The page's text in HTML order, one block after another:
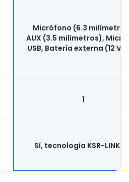
Micrófono (6.3
AUX (3.5 milímetros), Micro
USB, Batería externa (12
1
Sí, tecnología KSR-LINK